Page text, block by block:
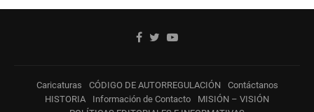
Caricaturas CÓDIGO DE AUTORREGULACIÓN
Contáctanos
HISTORIA
Información de Contacto
MISIÓN – VISIÓN